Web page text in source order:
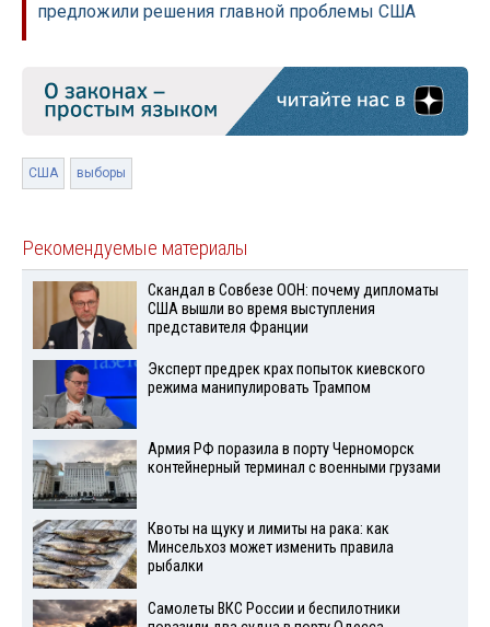
предложили решения главной проблемы США
США выборы
Рекомендуемые материалы
Скандал в Совбезе ООН: почему дипломаты
США вышли во время выступления
представителя Франции
Эксперт предрек крах попыток киевского
режима манипулировать Трампом
Армия РФ поразила в порту Черноморск
контейнерный терминал с военными грузами
Квоты на щуку и лимиты на рака: как
Минсельхоз может изменить правила
рыбалки
Самолеты ВКС России и беспилотники